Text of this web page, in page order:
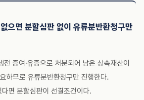
으면 분할심판 없이 유류분반환청구만
증여·유증으로 처분되어 남은 상속재산이
하므로 유류분반환청구만 진행한다.
면 분할심판이 선결조건이다.